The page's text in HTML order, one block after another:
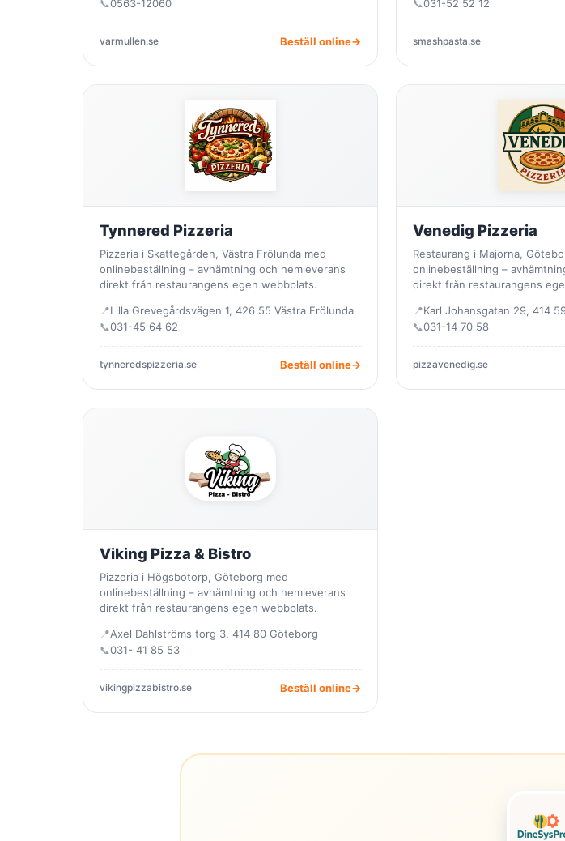
📞0563-12060
varmullen.se Beställ online
📞031-52 52 12
smashpasta.se
Tynnered Pizzeria
Pizzeria i Skattegården, Västra Frölunda med
onlinebeställning – avhämtning och hemleverans
direkt från restaurangens egen webbplats.
📍Lilla Grevegårdsvägen 1, 426 55 Västra Frölunda
📞031-45 64 62
tynneredspizzeria.se Beställ online
Venedig Pizzeria
Restaurang i Majorna,
onlinebeställning –
direkt från restaurangens
📍Karl Johansgatan 29, 414
📞031-14 70 58
pizzavenedig.se
Viking Pizza & Bistro
Pizzeria i Högsbotorp, Göteborg med
onlinebeställning – avhämtning och hemleverans
direkt från restaurangens egen webbplats.
📍Axel Dahlströms torg 3, 414 80 Göteborg
📞031- 41 85 53
vikingpizzabistro.se Beställ online